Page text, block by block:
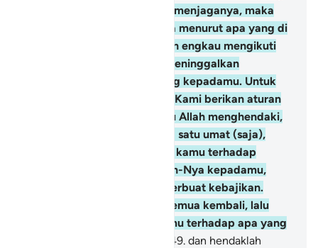
diturunkan sebelumnya dan menjaganya, maka
putuskanlah perkara mereka menurut apa yang di
turunkan Allah dan janganlah engkau mengikuti
keinginan mereka dengan meninggalkan
kebenaran yang telah datang kepadamu. Untuk
setiap umat di antara kamu, Kami berikan aturan
dan jalan yang terang. Kalau Allah menghendaki,
niscaya kamu dijadikan-Nya satu umat (saja),
tetapi Allah hendak menguji kamu terhadap
karunia yang telah di berikan-Nya kepadamu,
maka berlomba-lombalah berbuat kebajikan.
Hanya kepada Allah kamu semua kembali, lalu
diberitahukan-Nya kepadamu terhadap apa yang
49. dan hendaklah